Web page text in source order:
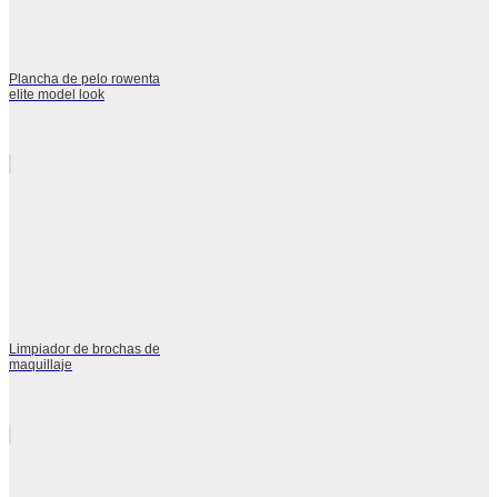
Plancha de pelo rowenta
elite model look
Limpiador de brochas de
maquillaje